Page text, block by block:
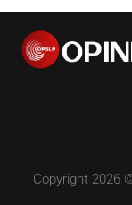
Copyright 2026